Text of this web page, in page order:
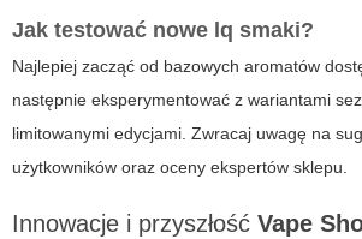
Jak testować nowe lq smaki?
Najlepiej zacząć od bazowych aromatów
następnie eksperymentować z wariantami
limitowanymi edycjami. Zwracaj uwagę na
użytkowników oraz oceny ekspertów sklepu.
Innowacje i przyszłość Vape